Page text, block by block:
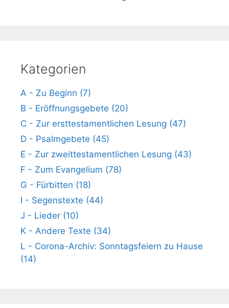
Kategorien
A - Zu Beginn (7)
B - Eröffnungsgebete (20)
C - Zur ersttestamentlichen Lesung (47)
D - Psalmgebete (45)
E - Zur zweittestamentlichen Lesung (43)
F - Zum Evangelium (78)
G - Fürbitten (18)
I - Segenstexte (44)
J - Lieder (10)
K - Andere Texte (34)
L - Corona-Archiv: Sonntagsfeiern zu Hause
(14)